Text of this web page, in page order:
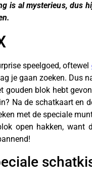
is al mysterieus, dus
speelgoed, oftewel
je gaan zoeken. Dus
gouden blok hebt
Na de schatkaart en
met de speciale
open hakken, want